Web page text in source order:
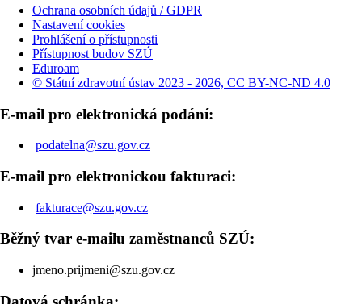
Ochrana osobních údajů / GDPR
Nastavení cookies
Prohlášení o přístupnosti
Přístupnost budov SZÚ
Eduroam
© Státní zdravotní ústav 2023 - 2026, CC BY-NC-ND 4.0
E-mail pro elektronická podání:
podatelna@szu.gov.cz
E-mail pro elektronickou fakturaci:
fakturace@szu.gov.cz
Běžný tvar e-mailu zaměstnanců SZÚ:
jmeno.prijmeni@szu.gov.cz